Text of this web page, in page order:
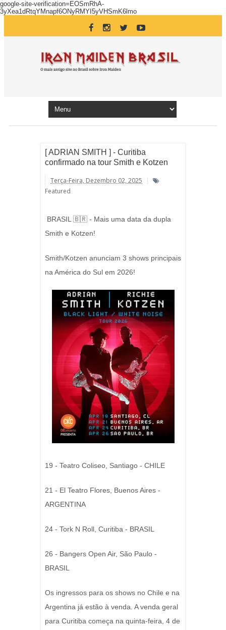
google-site-verification=EOSmRhA-
3yXea1dRtqYMnapf6ONyRMYI5yVHSmK6lmo
[ ADRIAN SMITH ] - Curitiba
confirmado na tour Smith e Kotzen
Terça-Feira, Dezembro 02, 2025
Featured
BRASIL 🇧🇷 - Mais uma data da dupla
Smith e Kotzen!
Smith/Kotzen anunciam 3 shows principais
na América do Sul em 2026!
19 - Teatro Coliseo, Santiago - CHILE
21 - El Teatro Flores, Buenos Aires -
ARGENTINA
24 - Tork N Roll, Curitiba - BRASIL
26 - Bangers Open Air, São Paulo -
BRASIL
Os ingressos para os shows no Chile e na
Argentina já estão à venda. A venda geral
para Curitiba começa na quinta-feira, 4 de